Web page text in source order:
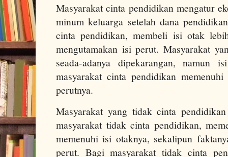
Masyarakat cinta pendidikan mengatur
minum keluarga setelah dana
cinta pendidikan, membeli isi otak
mengutamakan isi perut. Masyarakat
seada-adanya dipekarangan, namun
masyarakat cinta pendidikan
perutnya.
Masyarakat yang tidak cinta
masyarakat tidak cinta pendidikan,
memenuhi isi otaknya, sekalipun
perut. Bagi masyarakat tidak cinta